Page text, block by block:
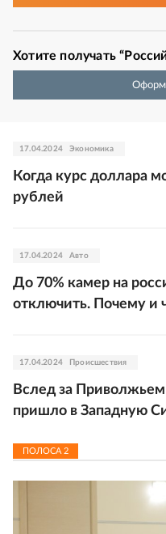
Хотите получать
17.04.2024 Экономика
Когда курс доллара
рублей
17.04.2024 Авто
До 70% камер на
отключить. Почему и
17.04.2024 Происшествия
Вслед за
пришло в Западную
ПОЛОСА2